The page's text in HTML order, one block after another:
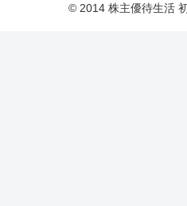
© 2014 株主優待生活